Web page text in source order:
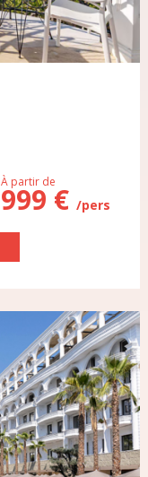
À partir de
999 €/pers